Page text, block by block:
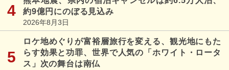
約9億円にのぼる見込み
2026年8月3日
ロケ地めぐりが富裕層旅行を変える、観光地にもた
らす効果と功罪、世界で人気の「ホワイト・ロータ
ス」次の舞台は南仏